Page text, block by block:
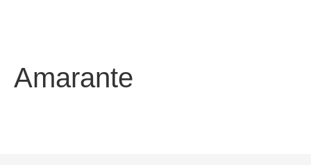
Amarante